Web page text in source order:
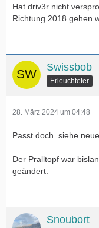
Hat driv3r nicht
Richtung 2018 gehen
Swissbob
Erleuchteter
28. März 2024 um 04:48
Passt doch. siehe
Der Pralltopf war
geändert.
Snoubort